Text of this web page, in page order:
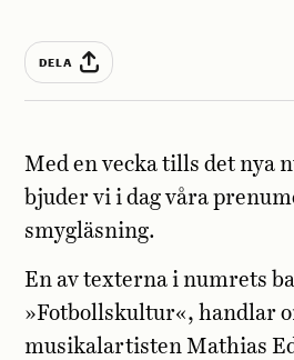
DELA
Med en vecka tills det nya
bjuder vi i dag våra
smygläsning.
En av texterna i numrets
»Fotbollskultur«, handlar
musikalartisten Mathias